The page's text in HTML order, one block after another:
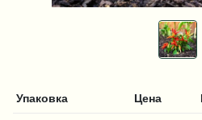
Упаковка Цена